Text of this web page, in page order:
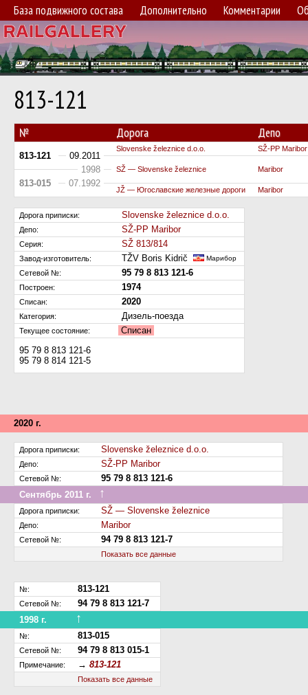
База подвижного состава Дополнительно Комментарии
813-121
№ Дорога Депо
813-121 09.2011
Slovenske železnice d.o.o. SŽ-PP Maribor
1998 SŽ — Slovenske železnice Maribor
813-015 07.1992
JŽ — Югославские железные дороги Maribor
Дорога приписки: Slovenske železnice d.o.o.
Депо: SŽ-PP Maribor
Серия: SŽ 813/814
Завод-изготовитель: TŽV Boris Kidrič Марибор
Сетевой №: 95 79 8 813 121-6
Построен: 1974
Списан: 2020
Категория: Дизель-поезда
Текущее состояние:
Списан
95 79 8 813 121-6
95 79 8 814 121-5
2020 г.
Дорога приписки: Slovenske železnice d.o.o.
Депо: SŽ-PP Maribor
Сетевой №:
95 79 8 813 121-6
Сентябрь 2011 г.
↑
Дорога приписки: SŽ — Slovenske železnice
Депо: Maribor
Сетевой №: 94 79 8 813 121-7
Показать все данные
№: 813-121
Сетевой №:
94 79 8 813 121-7
1998 г.
↑
№: 813-015
Сетевой №: 94 79 8 813 015-1
Примечание: → 813-121
Показать все данные